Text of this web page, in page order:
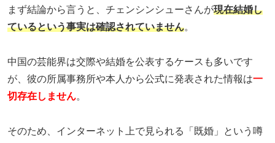
まず結論から言うと、チェンシンシューさんが現在結婚し
ているという事実は確認されていません。
中国の芸能界は交際や結婚を公表するケースも多いです
が、彼の所属事務所や本人から公式に発表された情報は一
切存在しません。
そのため、インターネット上で見られる「既婚」という噂